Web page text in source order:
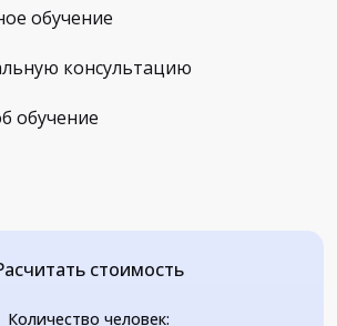
обучение
консультацию
обучение
стоимость
Количество человек: